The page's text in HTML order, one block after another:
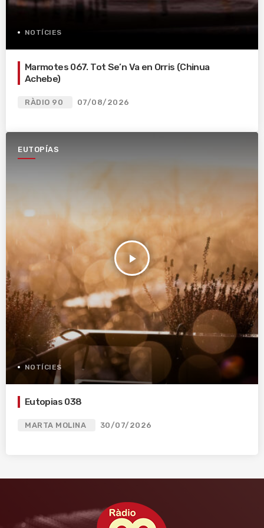
NOTÍCIES
Marmotes 067. Tot Se’n Va en Orris (Chinua
Achebe)
RÀDIO 90 07/08/2026
EUTOPÍAS
play_arrow
NOTÍCIES
Eutopias 038
MARTA MOLINA 30/07/2026